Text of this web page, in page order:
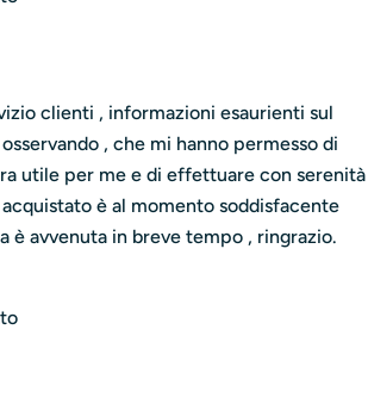
clienti , informazioni esaurienti sul
, che mi hanno permesso di
utile per me e di effettuare con serenità
è al momento soddisfacente
è avvenuta in breve tempo , ringrazio.